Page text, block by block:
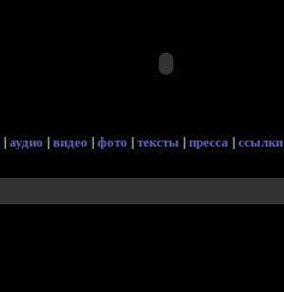
| аудио | видео | фото | тексты | пресса | ссылки